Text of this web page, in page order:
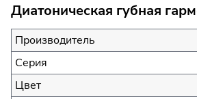
Диатоническая губная
Производитель
Серия
Цвет